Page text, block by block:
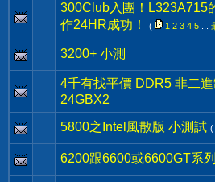
300Club入團！L323A715
作24HR成功！
( 1 2 3 4 5
3200+ 小測
4千有找平價 DDR5 非二
24GBX2
5800之Intel風散版 小測試 (
6200跟6600或6600GT系